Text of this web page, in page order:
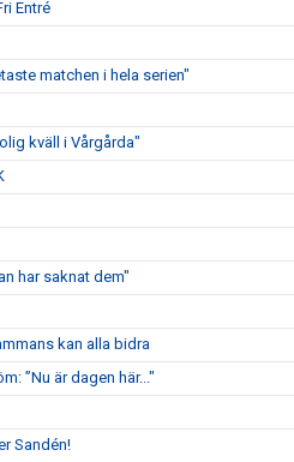
Entré
matchen i hela serien"
kväll i Vårgårda"
har saknat dem"
kan alla bidra
”Nu är dagen här..."
Sandén!